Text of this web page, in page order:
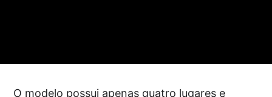
O modelo possui apenas quatro lugares e